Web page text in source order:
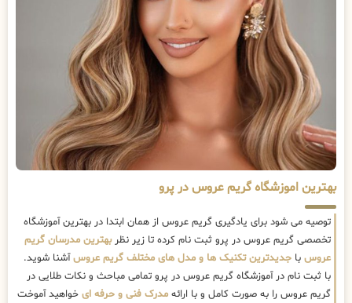
بهترین اموزشگاه گریم عروس در پرو
توصیه می شود برای یادگیری گریم عروس از همان ابتدا در بهترین آموزشگاه
تخصصی گریم عروس در پرو ثبت نام کرده تا زیر نظربهترین مدرسان گریم
عروس با جدیدترین تکنیک ها و مدل های مختلف گریم عروسآشنا شوید.
با ثبت نام در آموزشگاه گریم عروس در پرو تمامی مباحث و نکات طلایی در
گریم عروس را به صورت کامل و با ارائه مدرک فنی و حرفه ای خواهید آموخت